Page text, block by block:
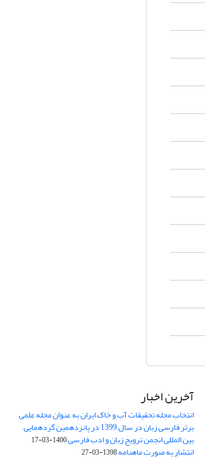
آخرین اخبار
انتخاب مجله تحقیقات آب و خاک ایران به عنوان مجله علمی
برتر فارسی زبان در سال 1399 در پانزدهمین گردهمایی
بین المللی انجمن ترویج زبان و ادب فارسی1400-03-17
انتشار به صورت ماهنامه1398-03-27